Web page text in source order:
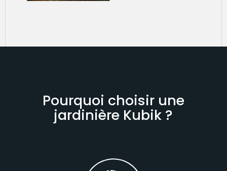
Pourquoi choisir une
jardinière Kubik ?